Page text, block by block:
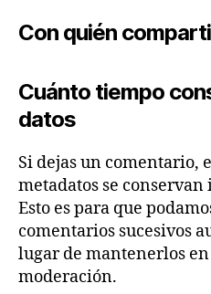
Con quién
Cuánto tiempo
datos
Si dejas un comentario,
metadatos se
Esto es para que
comentarios sucesivos
lugar de mantenerlos
moderación.